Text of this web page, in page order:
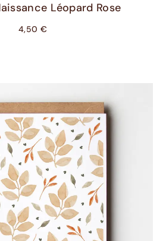
Des OptionsLéopard Rose
4,50 €